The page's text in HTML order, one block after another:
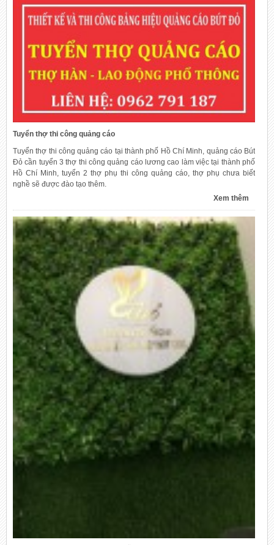
Tuyển thợ thi công quảng cáo
Tuyển thợ thi công quảng cáo tại thành phố Hồ Chí Minh, quảng cáo Bút
Đỏ cần tuyển 3 thợ thi công quảng cáo lương cao làm việc tại thành phố
Hồ Chí Minh, tuyển 2 thợ phụ thi công quảng cáo, thợ phụ chưa biết
nghề sẽ được đào tạo thêm.
Xem thêm